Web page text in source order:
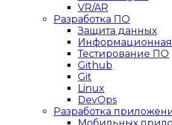
VR/AR
Разработка ПО
Защита данных
Информационная
Тестирование ПО
Github
Git
Linux
DevOps
Разработка